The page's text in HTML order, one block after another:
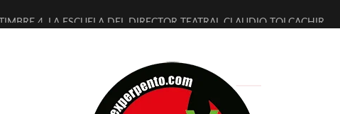
TIMBRE 4, LA ESCUELA DEL DIRECTOR TEATRAL CLAUDIO TOLCACHIR
MILITARES JUDÍAS EN #EXVITA
D’BALDOMEROS REINVENTAN [BITÁCORA 3.0] EN EXVITA